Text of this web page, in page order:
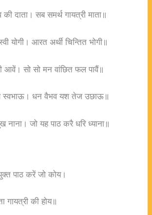
की दाता। सब समर्थ गायत्री माता॥
योगी। आरत अर्थी चिन्तित भोगी॥
आवें। सो सो मन वांछित फल पावैं॥
स्वभाऊ। धन वैभव यश तेज उछाऊ॥
जो यह पाठ करै धरि ध्याना॥
पाठ करें जो कोय।
गायत्री की होय॥